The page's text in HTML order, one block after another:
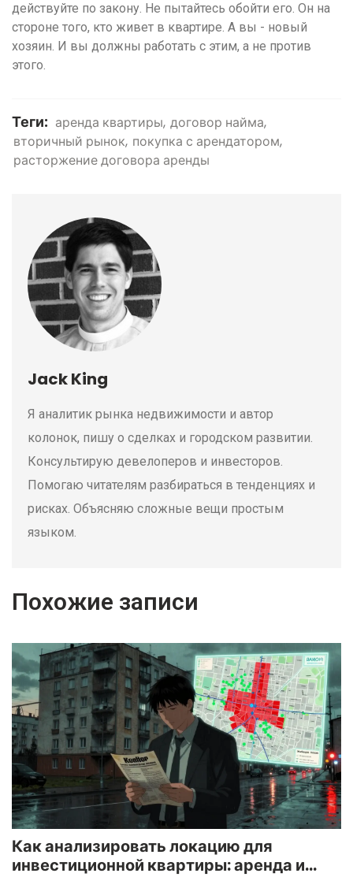
действуйте по закону. Не пытайтесь обойти его. Он на
стороне того, кто живет в квартире. А вы - новый
хозяин. И вы должны работать с этим, а не против
этого.
Теги: аренда квартиры договор найма
вторичный рынок покупка с арендатором
расторжение договора аренды
Jack King
Я аналитик рынка недвижимости и автор
колонок, пишу о сделках и городском развитии.
Консультирую девелоперов и инвесторов.
Помогаю читателям разбираться в тенденциях и
рисках. Объясняю сложные вещи простым
языком.
Похожие записи
Как анализировать локацию для
инвестиционной квартиры: аренда и